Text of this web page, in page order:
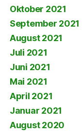
Oktober 2021
September 2021
August 2021
Juli 2021
Juni 2021
Mai 2021
April 2021
Januar 2021
August 2020